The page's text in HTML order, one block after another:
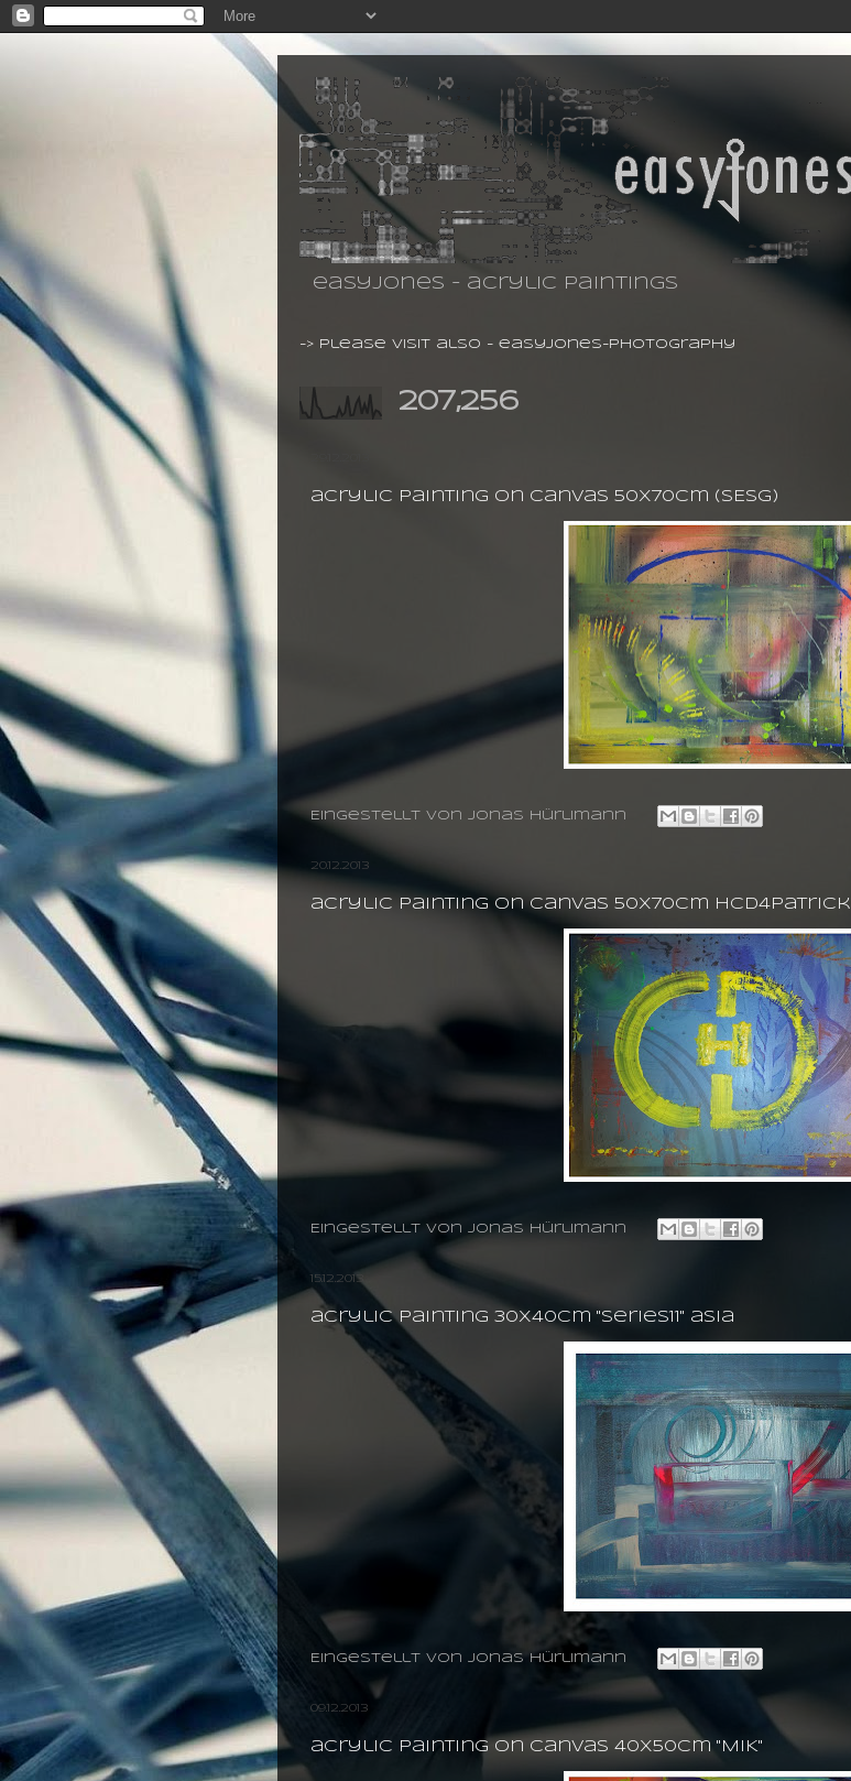
easyjones - acrylic paintings
-> please visit also - easyjones-photography
207,256
acrylic painting on canvas 50X70cm (SESG)
Eingestellt von jonas hürlimann
20.12.2013
acrylic painting on canvas 50X70cm HCD4Patrick
Eingestellt von jonas hürlimann
15.12.2013
acrylic painting 30X40cm ''series11'' asia
Eingestellt von jonas hürlimann
09.12.2013
acrylic painting on canvas 40X50cm ''MIK''